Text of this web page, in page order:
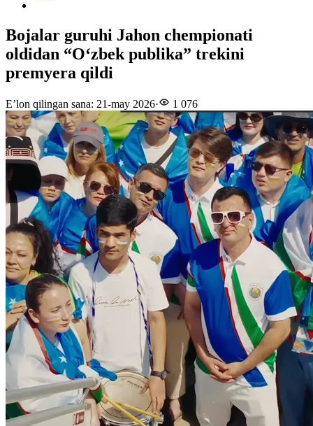
Bojalar guruhi Jahon chempionati
oldidan “O‘zbek publika” trekini
premyera qildi
E’lon qilingan sana: 21-may 2026· 1 076